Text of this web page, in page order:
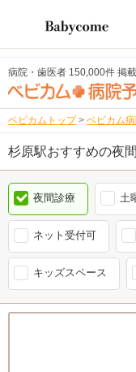
病院・歯医者 150,000件 掲載
ベビカムトップ > ベビカム
杉原駅おすすめの夜
夜間診療 土
ネット受付可
キッズスペース